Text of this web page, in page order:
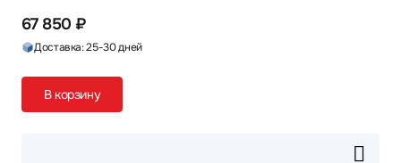
67 850 ₽
Доставка: 25-30 дней
В корзину